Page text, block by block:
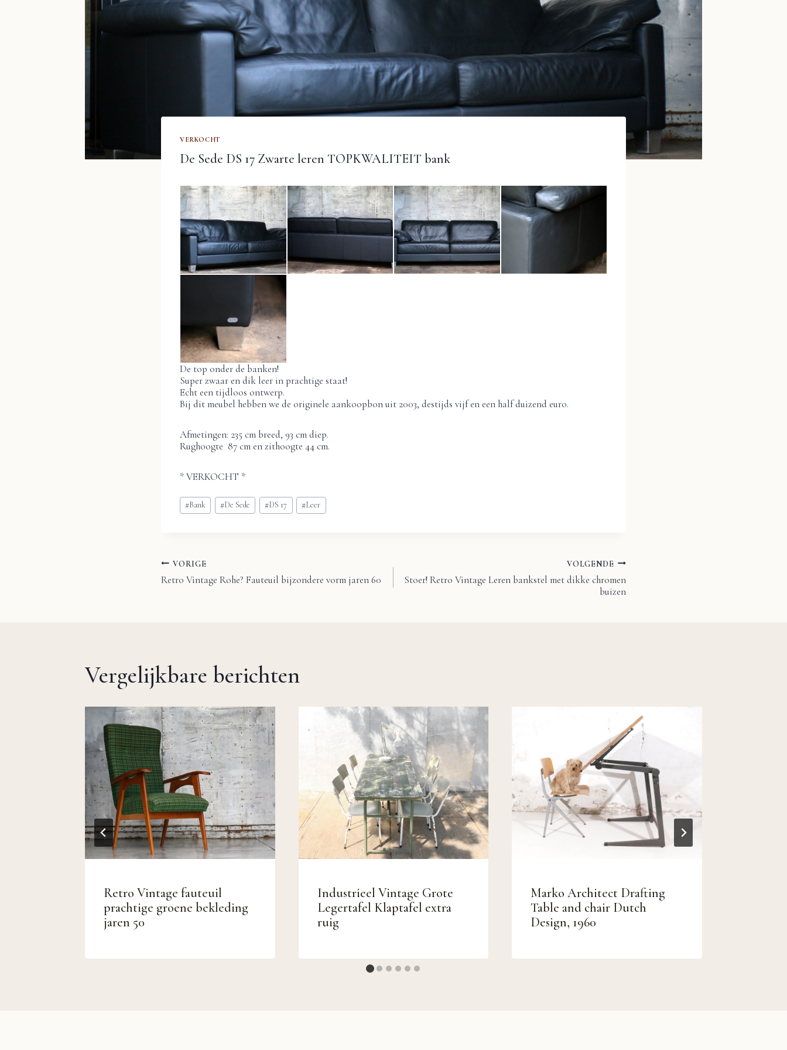
VERKOCHT
De Sede DS 17 Zwarte leren TOPKWALITEIT bank
De top onder de banken!
Super zwaar en dik leer in prachtige staat!
Echt een tijdloos ontwerp.
Bij dit meubel hebben we de originele aankoopbon uit 2003, destijds vijf en een half duizend euro.
Afmetingen: 235 cm breed, 93 cm diep.
Rughoogte 87 cm en zithoogte 44 cm.
* VERKOCHT *
Bericht
tags:
#Bank #De Sede #DS 17 #Leer
Bericht
VORIGE
Retro Vintage Rohe? Fauteuil bijzondere vorm jaren 60
VOLGENDE
Stoer! Retro Vintage Leren bankstel met dikke chromen
buizen
Vergelijkbare berichten
Retro Vintage fauteuil
prachtige groene bekleding
jaren 50
Industrieel Vintage Grote
Legertafel Klaptafel extra
ruig
Marko Architect Drafting
Table and chair Dutch
Design, 1960